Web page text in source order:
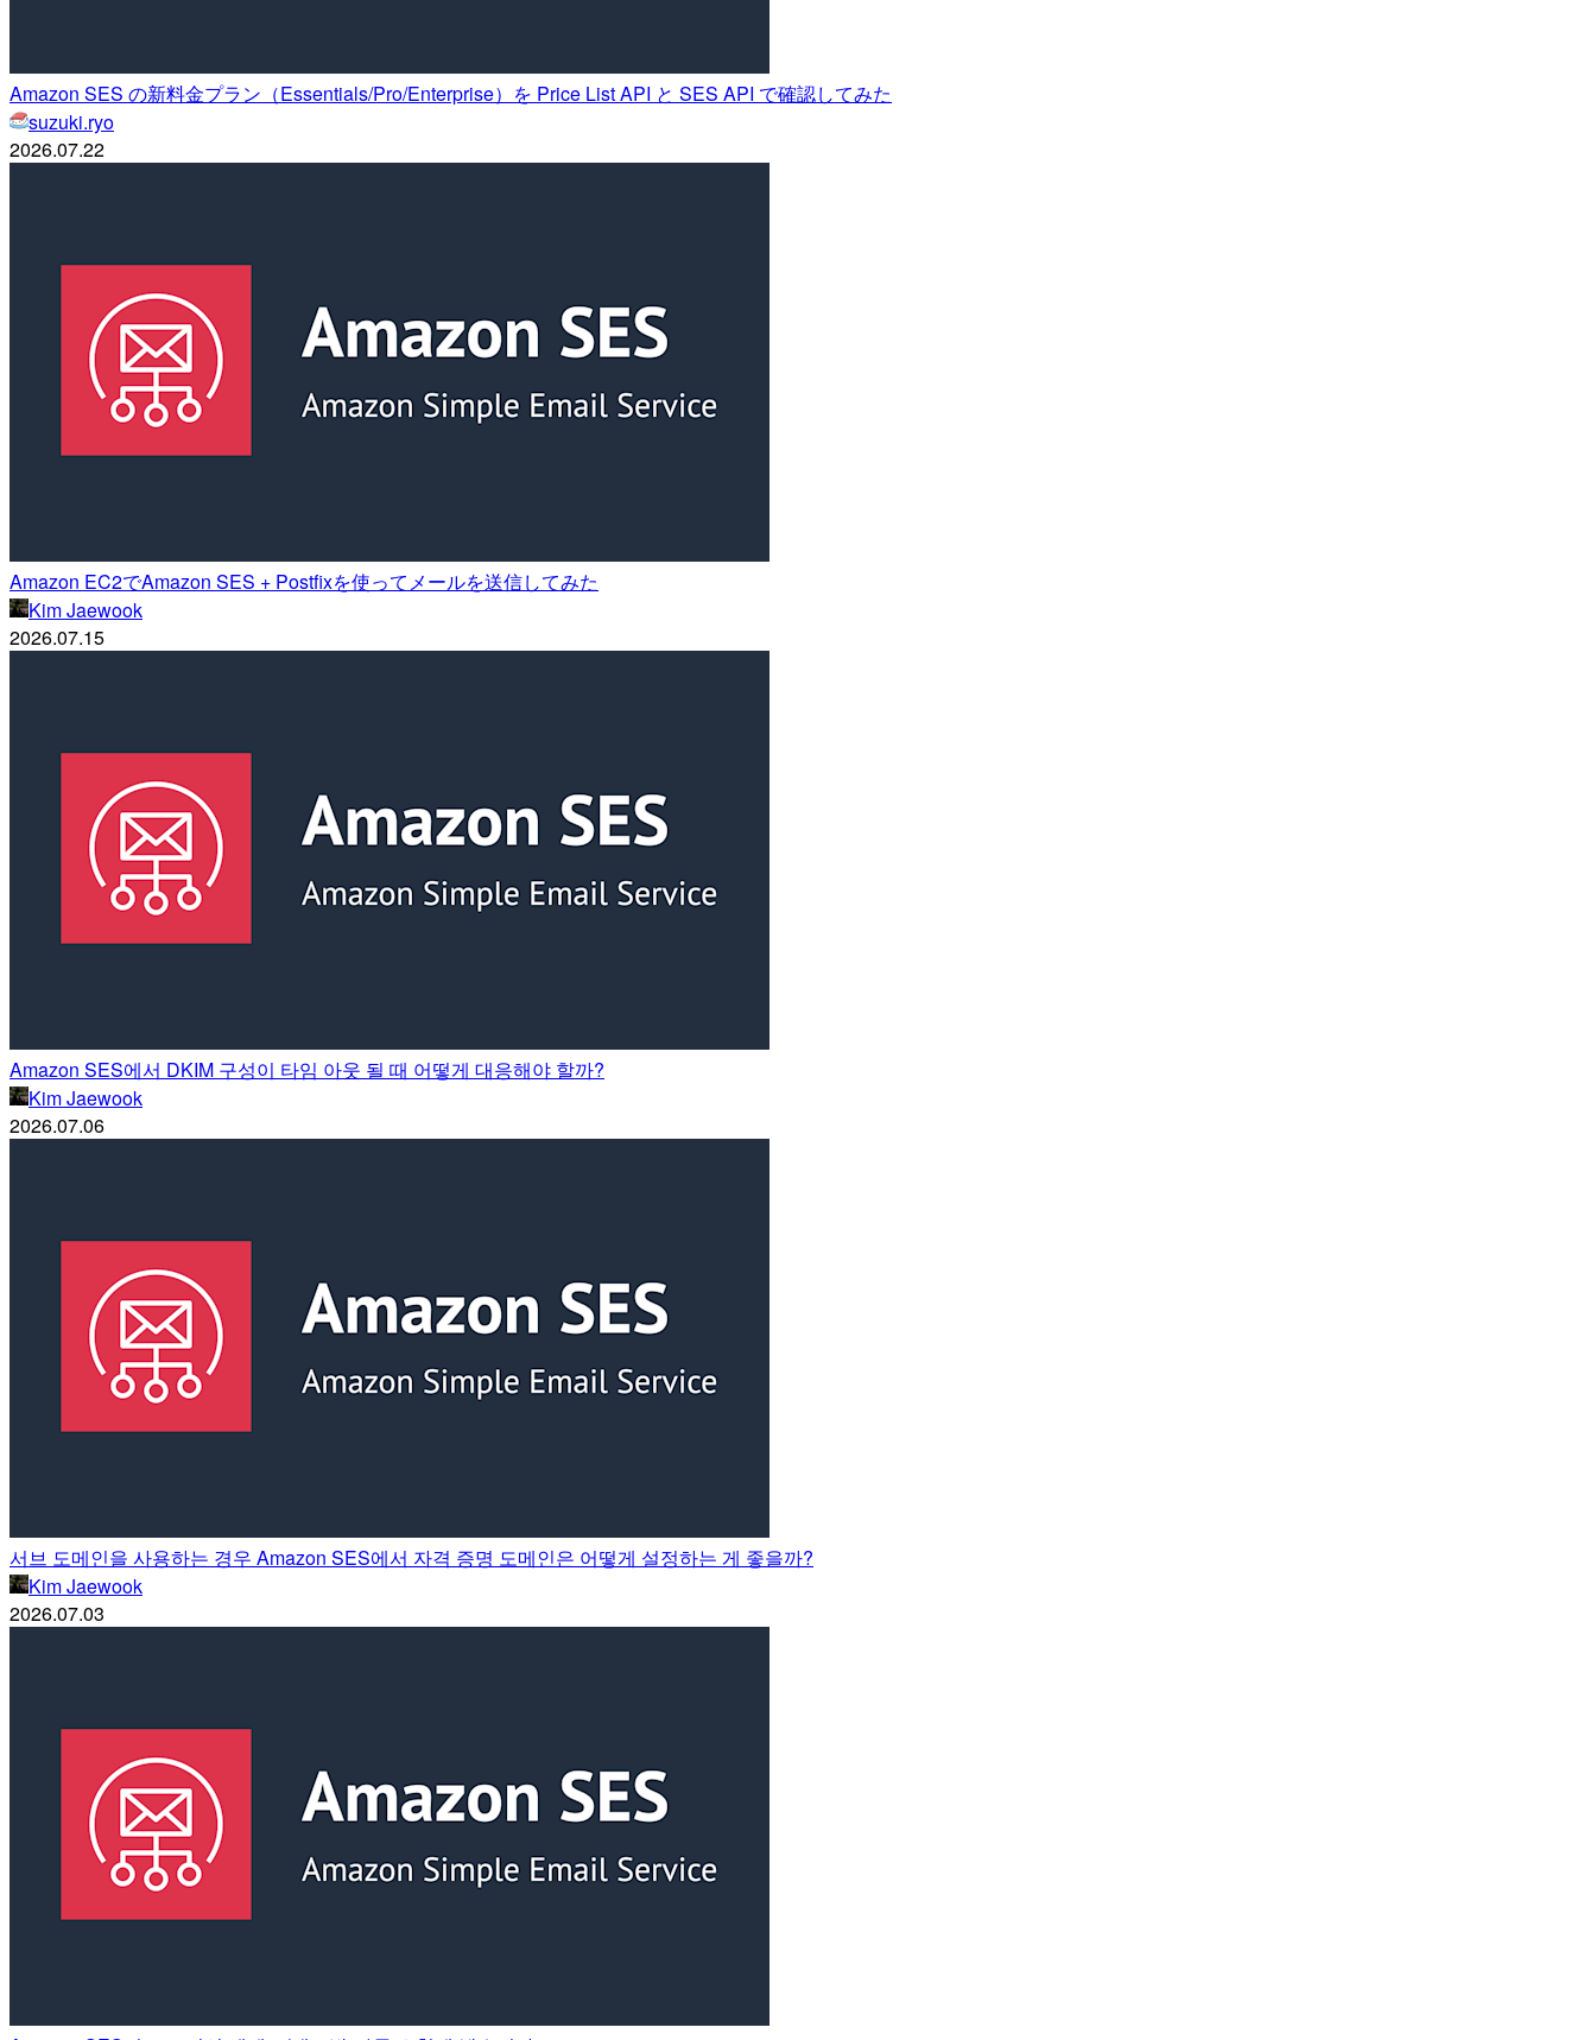
Amazon SES の新料金プラン（Essentials/Pro/Enterprise）を Price List API と SES API で確認してみた
suzuki.ryo
2026.07.22
Amazon EC2でAmazon SES + Postfixを使ってメールを送信してみた
Kim Jaewook
2026.07.15
Amazon SES에서 DKIM 구성이 타임 아웃 될 때 어떻게 대응해야 할까?
Kim Jaewook
2026.07.06
서브 도메인을 사용하는 경우 Amazon SES에서 자격 증명 도메인은 어떻게 설정하는 게 좋을까?
Kim Jaewook
2026.07.03